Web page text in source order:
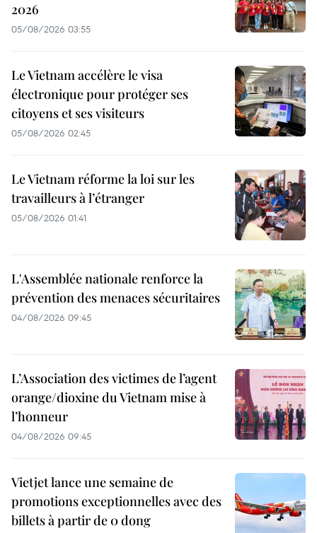
2026
05/08/2026 03:55
Le Vietnam accélère le visa
électronique pour protéger ses
citoyens et ses visiteurs
05/08/2026 02:45
Le Vietnam réforme la loi sur les
travailleurs à l’étranger
05/08/2026 01:41
L'Assemblée nationale renforce la
prévention des menaces sécuritaires
04/08/2026 09:45
L’Association des victimes de l’agent
orange/dioxine du Vietnam mise à
l’honneur
04/08/2026 09:45
Vietjet lance une semaine de
promotions exceptionnelles avec des
billets à partir de 0 dong